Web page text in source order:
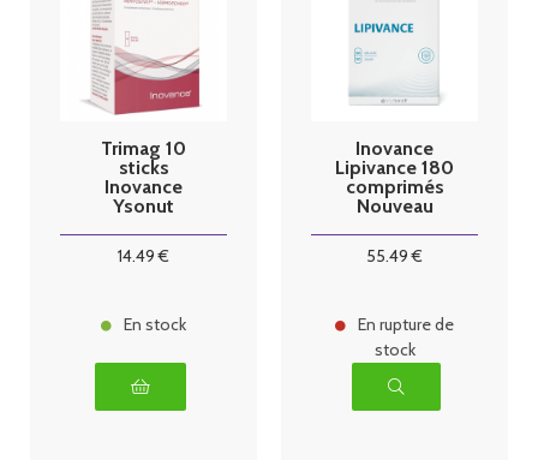
Trimag 10
sticks
Inovance
Ysonut
14.49 €
En stock
Inovance
Lipivance 180
comprimés
Nouveau
55.49 €
En rupture de
stock